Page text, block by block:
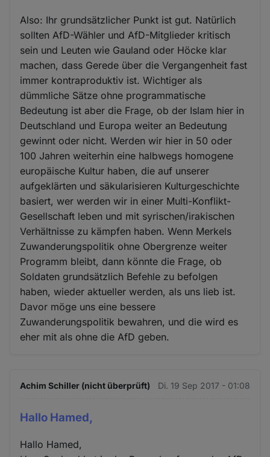
Also: Ihr grundsätzlicher Punkt ist gut. Natürlich
sollten AfD-Wähler und AfD-Mitglieder kritisch
sein und Leuten wie Gauland oder Höcke klar
machen, dass Gerede über die Vergangenheit fast
immer kontraproduktiv ist. Wichtiger als
dümmliche Sätze ohne programmatische
Bedeutung ist aber die Frage, ob der Islam hier in
Deutschland und Europa weiter an Bedeutung
gewinnt oder nicht. Werden wir hier in 50 oder
100 Jahren weiterhin eine halbwegs homogene
europäische Kultur haben, die auf unserer
aufgeklärten und säkularisieren Kulturgeschichte
basiert, wer werden wir in einer Multi-Konflikt-
Gesellschaft leben und mit syrischen/irakischen
Verhältnisse zu kämpfen haben. Wenn Merkels
Zuwanderungspolitik ohne Obergrenze weiter
Programm bleibt, dann könnte die Frage, ob
Soldaten grundsätzlich Befehle zu befolgen
haben, wieder aktueller werden, als uns lieb ist.
Davor möge uns eine bessere
Zuwanderungspolitik bewahren, und die wird es
eher mit als ohne die AfD geben.
Achim Schiller (nicht überprüft) Di. 19 Sep 2017 - 01:08
Hallo Hamed,
Hallo Hamed,